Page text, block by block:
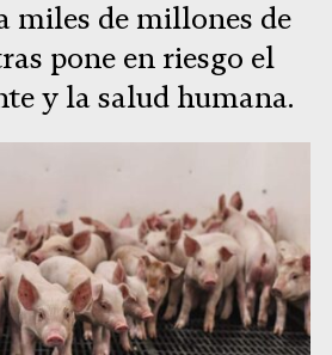
miles de millones de
pone en riesgo el
y la salud humana.